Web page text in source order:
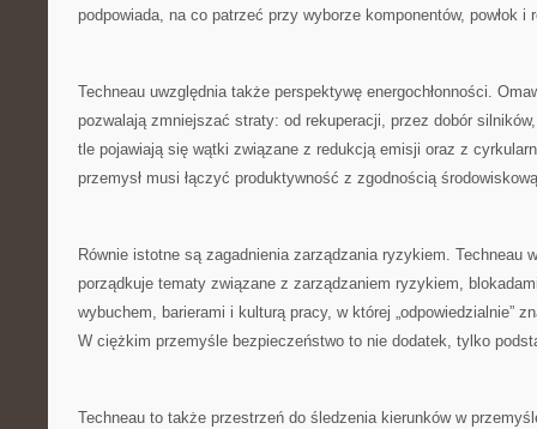
podpowiada, na co patrzeć przy wyborze komponentów, powłok
Techneau uwzględnia także perspektywę energochłonności.
pozwalają zmniejszać straty: od rekuperacji, przez dobór
tle pojawiają się wątki związane z redukcją emisji oraz z
przemysł musi łączyć produktywność z zgodnością
Równie istotne są zagadnienia zarządzania ryzykiem. Techneau
porządkuje tematy związane z zarządzaniem ryzykiem,
wybuchem, barierami i kulturą pracy, w której „odpowiedzialnie”
W ciężkim przemyśle bezpieczeństwo to nie dodatek, tylko
Techneau to także przestrzeń do śledzenia kierunków w